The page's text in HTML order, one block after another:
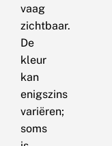
vaag
zichtbaar.
De
kleur
kan
enigszins
variëren;
soms